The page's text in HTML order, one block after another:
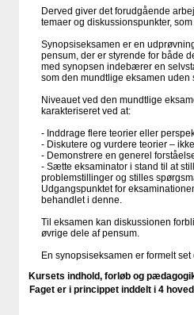
Derved giver det forudgående
temaer og diskussionspunkter,
Synopsiseksamen er en
pensum, der er styrende for både
med synopsen indebærer en
som den mundtlige eksamen
Niveauet ved den mundtlige
karakteriseret ved at:
- Inddrage flere teorier eller
- Diskutere og vurdere teorier –
- Demonstrere en generel
- Sætte eksaminator i stand til at
problemstillinger og stilles
Udgangspunktet for
behandlet i denne.
Til eksamen kan diskussionen
øvrige dele af pensum.
En synopsiseksamen er formelt
Kursets indhold, forløb og
Faget er i princippet inddelt i 4